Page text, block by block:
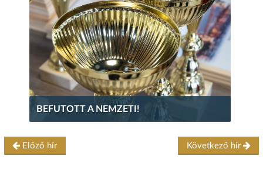
BEFUTOTT A NEMZETI!
Előző hír Következő hír